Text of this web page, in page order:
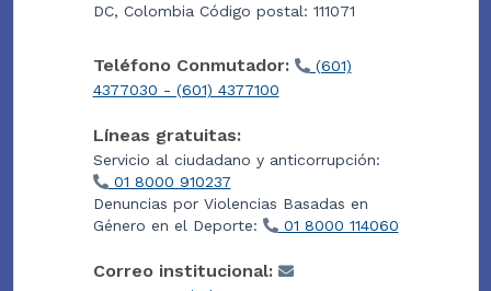
DC, Colombia Código postal: 111071
Teléfono Conmutador:
(601)
4377030 - (601) 4377100
Líneas gratuitas:
Servicio al ciudadano y anticorrupción:
01 8000 910237
Denuncias por Violencias Basadas en
Género en el Deporte:
01 8000 114060
Correo institucional: